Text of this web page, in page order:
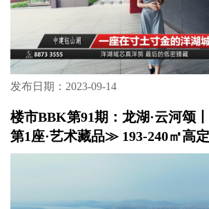
发布日期：2023-09-14
楼市BBK第91期：龙湖·云河颂
第1座·艺术藏品≫ 193-240㎡高